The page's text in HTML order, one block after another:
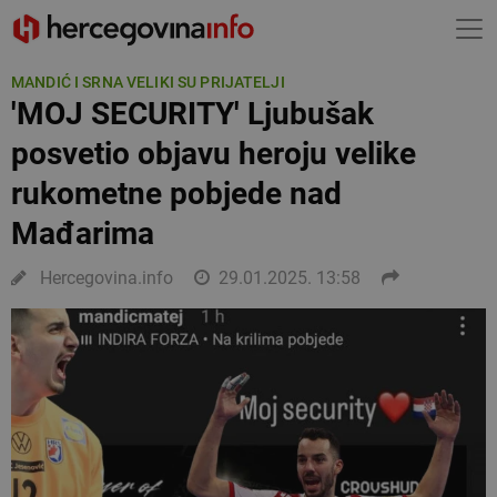
MANDIĆ I SRNA VELIKI SU PRIJATELJI
'MOJ SECURITY' Ljubušak
posvetio objavu heroju velike
rukometne pobjede nad
Mađarima
Hercegovina.info 29.01.2025. 13:58